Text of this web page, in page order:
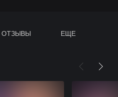
ОТЗЫВЫ ЕЩЕ